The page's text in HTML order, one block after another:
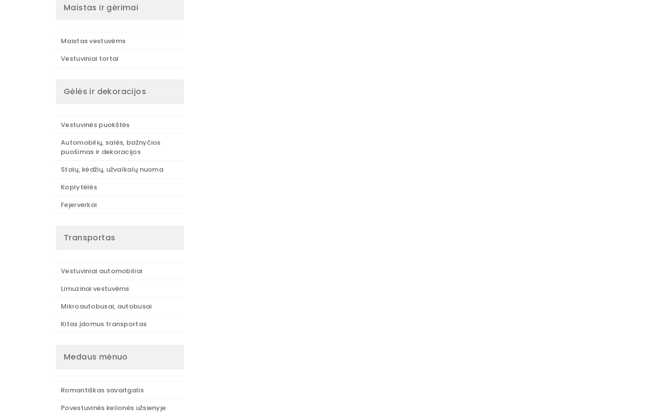
Maistas ir gėrimai
Maistas vestuvėms
Vestuviniai tortai
Gėlės ir dekoracijos
Vestuvinės puokštės
Automobilių, salės, bažnyčios
puošimas ir dekoracijos
Stalų, kėdžių, užvalkalų nuoma
Koplytėlės
Fejerverkai
Transportas
Vestuviniai automobiliai
Limuzinai vestuvėms
Mikroautobusai, autobusai
Kitas įdomus transportas
Medaus mėnuo
Romantiškas savaitgalis
Povestuvinės kelionės užsienyje